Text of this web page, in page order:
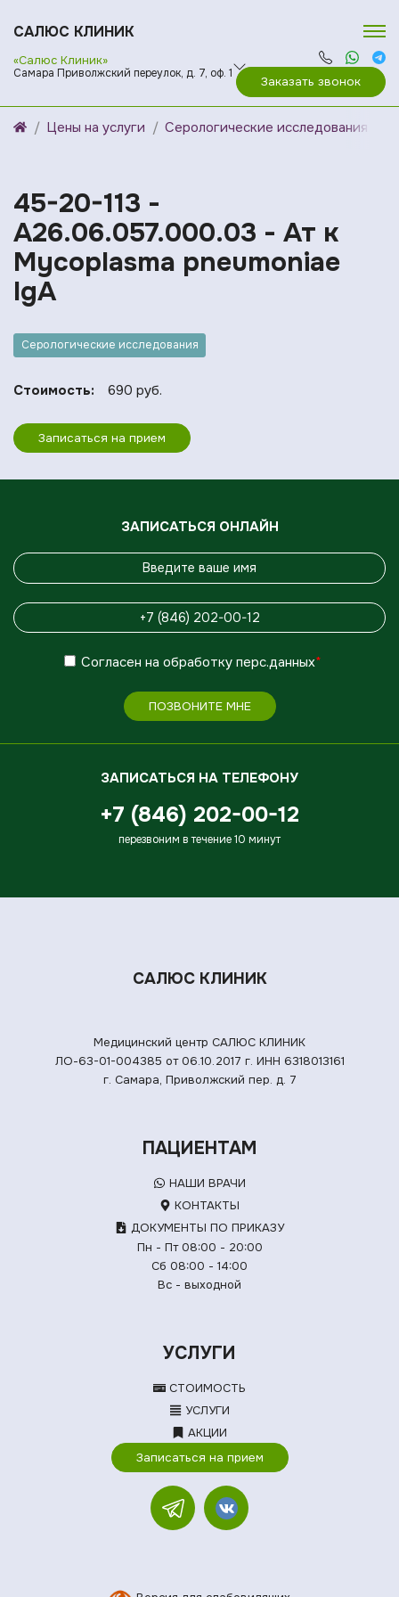
САЛЮС КЛИНИК
«Салюс Клиник»
Самара Приволжский переулок, д. 7, оф. 1
Заказать звонок
Цены на услуги Серологические исследования
45-20-113 -
A26.06.057.000.03 - Ат к
Mycoplasma pneumoniae
IgA
Серологические исследования
Стоимость: 690 руб.
Записаться на прием
ЗАПИСАТЬСЯ ОНЛАЙН
Согласен на обработку перс.данных*
ПОЗВОНИТЕ МНЕ
ЗАПИСАТЬСЯ НА ТЕЛЕФОНУ
+7 (846) 202-00-12
перезвоним в течение 10 минут
САЛЮС КЛИНИК
Медицинский центр САЛЮС КЛИНИК
ЛО-63-01-004385 от 06.10.2017 г. ИНН 6318013161
г. Самара, Приволжский пер. д. 7
ПАЦИЕНТАМ
НАШИ ВРАЧИ
КОНТАКТЫ
ДОКУМЕНТЫ ПО ПРИКАЗУ
Пн - Пт 08:00 - 20:00
Сб 08:00 - 14:00
Вс - выходной
УСЛУГИ
СТОИМОСТЬ
УСЛУГИ
АКЦИИ
Записаться на прием